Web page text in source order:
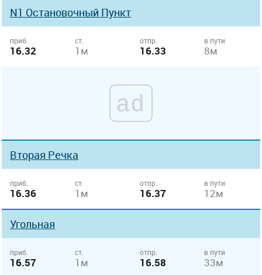
N1 Остановочный Пункт
приб.
16.32
ст.
1м
отпр.
16.33
в пути
8м
ad
Вторая Речка
приб.
16.36
ст.
1м
отпр.
16.37
в пути
12м
Угольная
приб.
16.57
ст.
1м
отпр.
16.58
в пути
33м